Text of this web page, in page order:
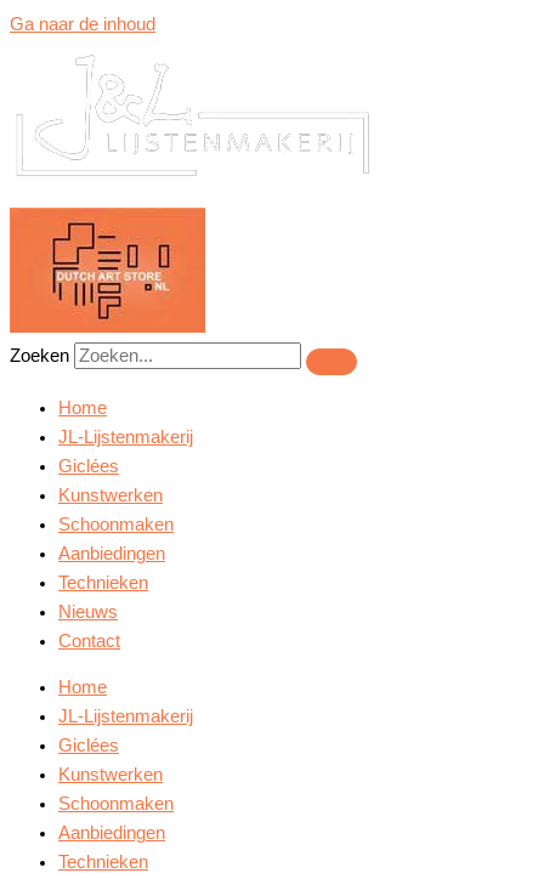
Ga naar de inhoud
Zoeken
Home
JL-Lijstenmakerij
Giclées
Kunstwerken
Schoonmaken
Aanbiedingen
Technieken
Nieuws
Contact
Home
JL-Lijstenmakerij
Giclées
Kunstwerken
Schoonmaken
Aanbiedingen
Technieken